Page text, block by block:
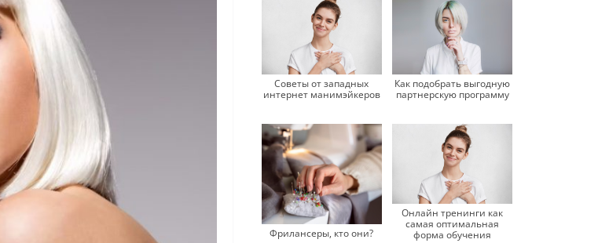
Советы от западных
интернет манимэйкеров
Как подобрать выгодную
партнерскую программу
Фрилансеры, кто они?
Онлайн тренинги как
самая оптимальная
форма обучения